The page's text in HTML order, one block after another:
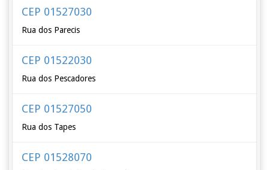
CEP 01527030
Rua dos Parecis
CEP 01522030
Rua dos Pescadores
CEP 01527050
Rua dos Tapes
CEP 01528070